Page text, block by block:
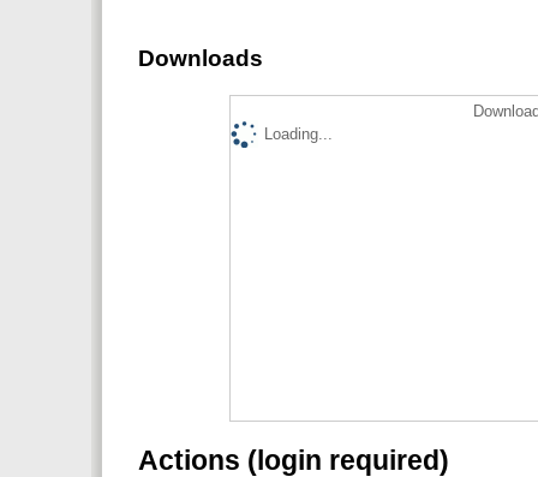
Downloads
Loading...
Actions (login required)